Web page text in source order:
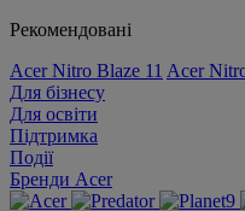
Рекомендовані
Acer Nitro Blaze 11 Acer
Для бізнесу
Для освіти
Підтримка
Події
Бренди Acer